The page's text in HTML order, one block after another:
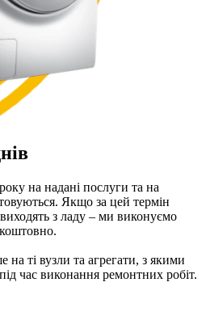
на надані послуги та на
Якщо за цей термін
з ладу – ми виконуємо
ті вузли та агрегати, з якими
час виконання ремонтних робіт.